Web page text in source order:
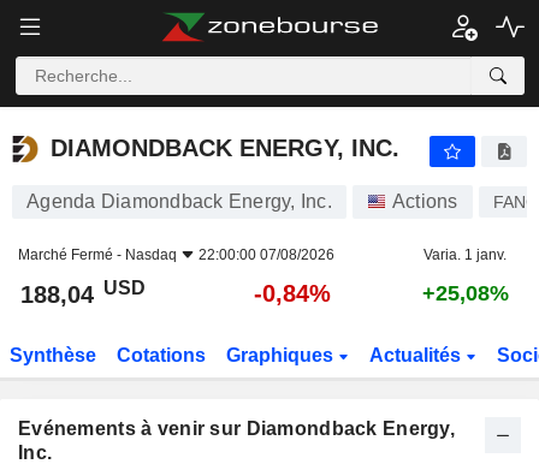
DIAMONDBACK ENERGY, INC.
DIAMONDBACK ENERGY, INC.
Agenda Diamondback Energy, Inc. Actions FANG
Marché Fermé - Nasdaq 22:00:00 07/08/2026 Varia. 1 janv.
188,04 USD -0,84% +25,08%
Synthèse Cotations Graphiques Actualités
Evénements à venir sur Diamondback Energy,
Inc.